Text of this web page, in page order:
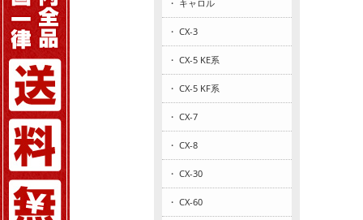
・ キャロル
・ CX-3
・ CX-5 KE系
・ CX-5 KF系
・ CX-7
・ CX-8
・ CX-30
・ CX-60